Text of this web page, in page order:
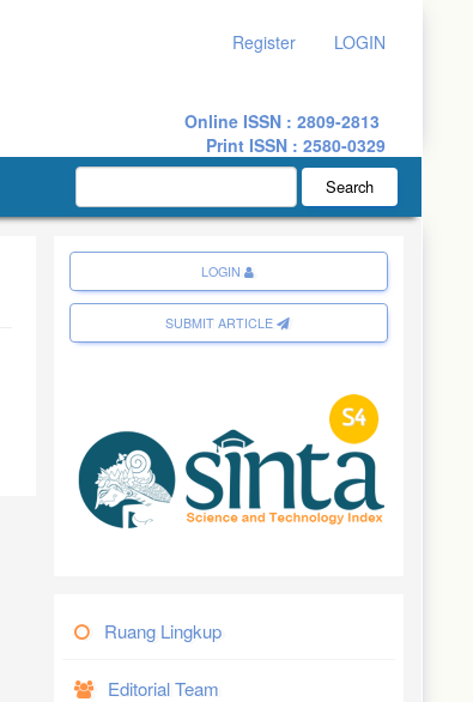
Register LOGIN
Online ISSN : 2809-2813
Print ISSN : 2580-0329
Search
LOGIN
SUBMIT ARTICLE
Ruang Lingkup
Editorial Team